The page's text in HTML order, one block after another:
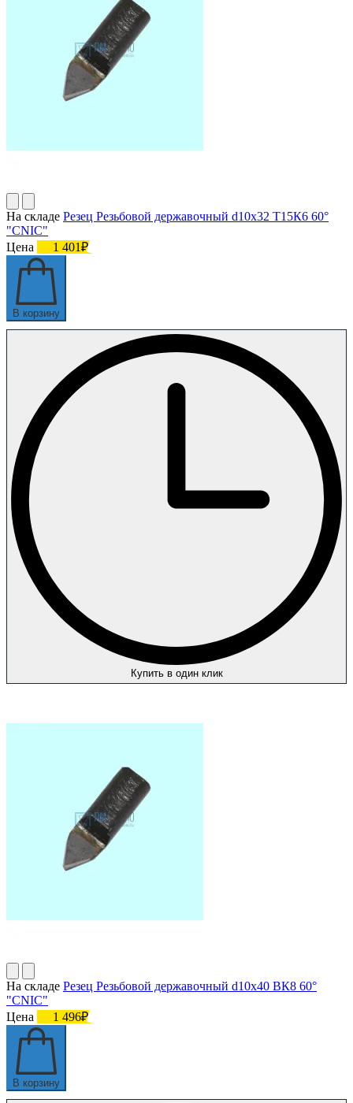
На складе Резец Резьбовой державочный d10х32 Т15К6 60°
"CNIC"
Цена
1 401₽
В корзину
Купить в один клик
На складе Резец Резьбовой державочный d10х40 ВК8 60°
"CNIC"
Цена
1 496₽
В корзину